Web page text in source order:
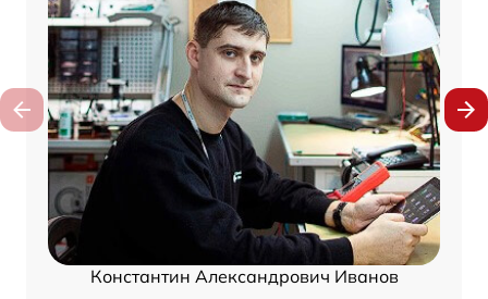
Константин Александрович Иванов